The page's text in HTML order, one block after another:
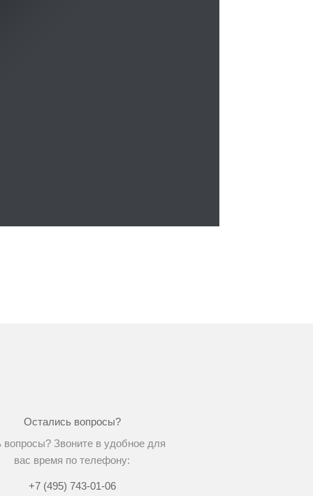
Остались вопросы?
вопросы? Звоните в удобное для
вас время по телефону:
+7 (495) 743-01-06